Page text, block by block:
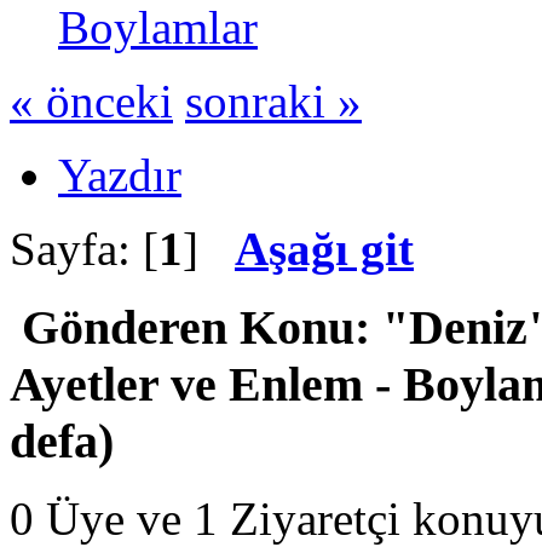
Boylamlar
« önceki sonraki »
Yazdır
Sayfa: [1] Aşağı git
Gönderen Konu:
Ayetler ve Enlem -
defa)
0 Üye ve 1 Ziyaretçi